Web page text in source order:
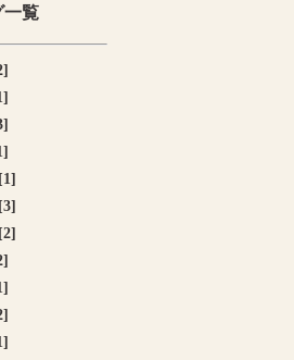
一覧